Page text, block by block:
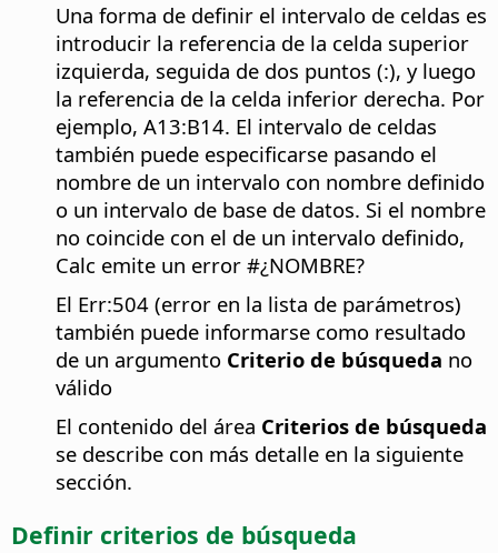
Una forma de definir el intervalo de celdas es
introducir la referencia de la celda superior
izquierda, seguida de dos puntos (:), y luego
la referencia de la celda inferior derecha. Por
ejemplo, A13:B14. El intervalo de celdas
también puede especificarse pasando el
nombre de un intervalo con nombre definido
o un intervalo de base de datos. Si el nombre
no coincide con el de un intervalo definido,
Calc emite un error #¿NOMBRE?
El Err:504 (error en la lista de parámetros)
también puede informarse como resultado
de un argumento Criterio de búsqueda no
válido
El contenido del área Criterios de búsqueda
se describe con más detalle en la siguiente
sección.
Definir criterios de búsqueda